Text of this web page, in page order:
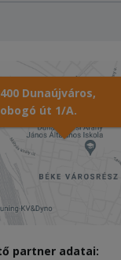
Dunaújváros,
út 1/A.
partner adatai: